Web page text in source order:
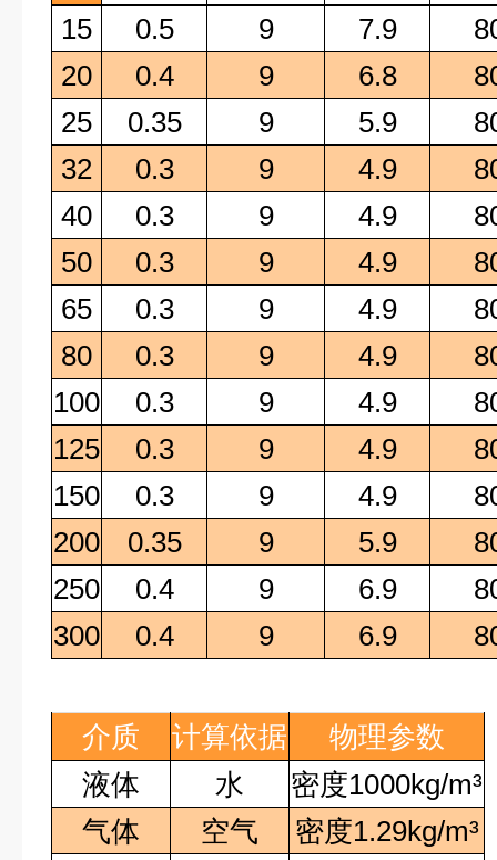
15 0.5 9 7.9
20
0.4 9 6.8
25
0.35 9 5.9
32
0.3 9 4.9
40
0.3 9 4.9
50
0.3 9 4.9
65
0.3 9 4.9
80
0.3 9 4.9
100
0.3 9 4.9
125
0.3 9 4.9
150
0.3 9 4.9
200
0.35 9 5.9
250
0.4 9 6.9
300
0.4 9 6.9
介质 计算依据
物理参数
液体
水 密度1000kg/m³
气体
空气 密度1.29kg/m³